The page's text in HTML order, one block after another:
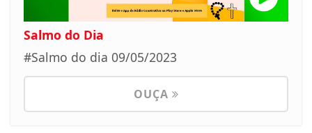
Salmo do Dia
#Salmo do dia 09/05/2023
OUÇA